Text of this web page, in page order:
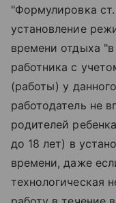
"Формулировка
установление
времени отдыха
работника с
(работы) у
работодатель не
родителей
до 18 лет) в
времени, даже
технологическая